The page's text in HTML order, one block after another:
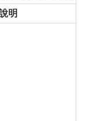
明